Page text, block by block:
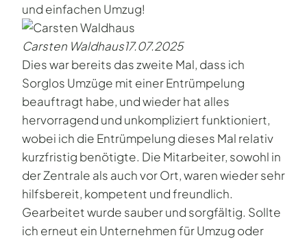
und einfachen Umzug!
Carsten Waldhaus17.07.2025
Dies war bereits das zweite Mal, dass ich
Sorglos Umzüge mit einer Entrümpelung
beauftragt habe, und wieder hat alles
hervorragend und unkompliziert funktioniert,
wobei ich die Entrümpelung dieses Mal relativ
kurzfristig benötigte. Die Mitarbeiter, sowohl in
der Zentrale als auch vor Ort, waren wieder sehr
hilfsbereit, kompetent und freundlich.
Gearbeitet wurde sauber und sorgfältig. Sollte
ich erneut ein Unternehmen für Umzug oder